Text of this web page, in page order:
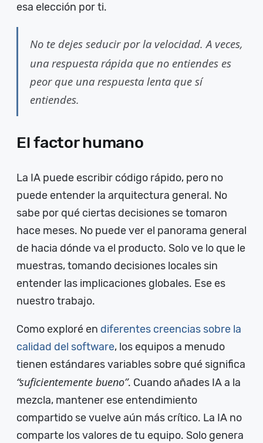
esa elección por ti.
No te dejes seducir por la velocidad. A veces,
una respuesta rápida que no entiendes es
peor que una respuesta lenta que sí
entiendes.
El factor humano
La IA puede escribir código rápido, pero no
puede entender la arquitectura general. No
sabe por qué ciertas decisiones se tomaron
hace meses. No puede ver el panorama general
de hacia dónde va el producto. Solo ve lo que le
muestras, tomando decisiones locales sin
entender las implicaciones globales. Ese es
nuestro trabajo.
Como exploré en diferentes creencias sobre la
calidad del software, los equipos a menudo
tienen estándares variables sobre qué significa
“suficientemente bueno”. Cuando añades IA a la
mezcla, mantener ese entendimiento
compartido se vuelve aún más crítico. La IA no
comparte los valores de tu equipo. Solo genera